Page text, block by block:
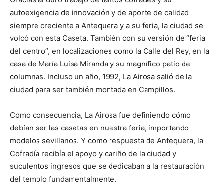
autoexigencia de innovación y de aporte de calidad
siempre creciente a Antequera y a su feria, la ciudad se
volcó con esta Caseta. También con su versión de “feria
del centro”, en localizaciones como la Calle del Rey, en la
casa de María Luisa Miranda y su magnífico patio de
columnas. Incluso un año, 1992, La Airosa salió de la
ciudad para ser también montada en Campillos.
Como consecuencia, La Airosa fue definiendo cómo
debían ser las casetas en nuestra feria, importando
modelos sevillanos. Y como respuesta de Antequera, la
Cofradía recibía el apoyo y cariño de la ciudad y
suculentos ingresos que se dedicaban a la restauración
del templo fundamentalmente.